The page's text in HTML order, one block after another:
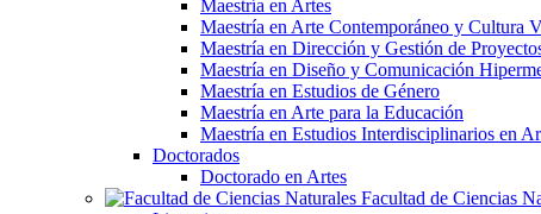
Maestría en Artes
Maestría en Arte Contemporáneo y Cultura
Maestría en Dirección y Gestión de
Maestría en Diseño y Comunicación
Maestría en Estudios de Género
Maestría en Arte para la Educación
Maestría en Estudios Interdisciplinarios en
Doctorados
Doctorado en Artes
Facultad de Ciencias